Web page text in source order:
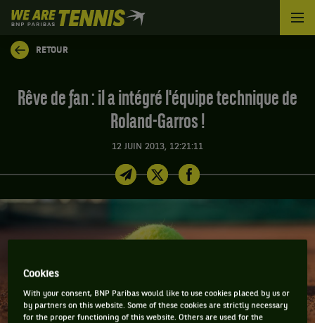
We
are
Tennis
by
Accueil
RETOUR
Rêve de fan : il a intégré l'équipe technique de
Roland-Garros !
12 JUIN 2013, 12:21:11
Cookies
With your consent, BNP Paribas would like to use cookies placed by us or
by partners on this website. Some of these cookies are strictly necessary
for the proper functioning of this website. Others are used for the